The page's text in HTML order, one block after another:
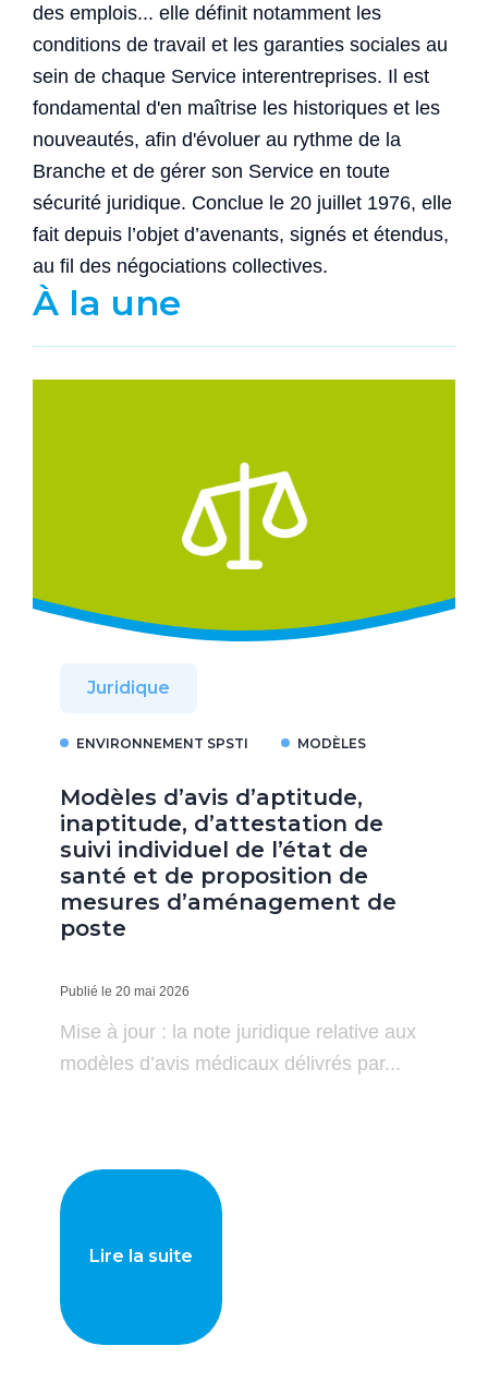
des emplois... elle définit notamment les
conditions de travail et les garanties sociales au
sein de chaque Service interentreprises. Il est
fondamental d'en maîtrise les historiques et les
nouveautés, afin d'évoluer au rythme de la
Branche et de gérer son Service en toute
sécurité juridique. Conclue le 20 juillet 1976, elle
fait depuis l’objet d’avenants, signés et étendus,
au fil des négociations collectives.
À la une
Juridique
ENVIRONNEMENT SPSTI MODÈLES
Modèles d’avis d’aptitude,
inaptitude, d’attestation de
suivi individuel de l’état de
santé et de proposition de
mesures d’aménagement de
poste
Publié le 20 mai 2026
Mise à jour : la note juridique relative aux
modèles d’avis médicaux délivrés par...
Lire la suite